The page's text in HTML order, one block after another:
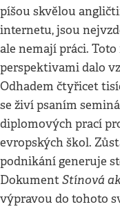
píšou skvělou
internetu, jsou
ale nemají práci.
perspektivami dalo
Odhadem čtyřicet
se živí psaním
diplomových prací
evropských škol.
podnikání generuje
DokumentStínová
výpravou do tohoto